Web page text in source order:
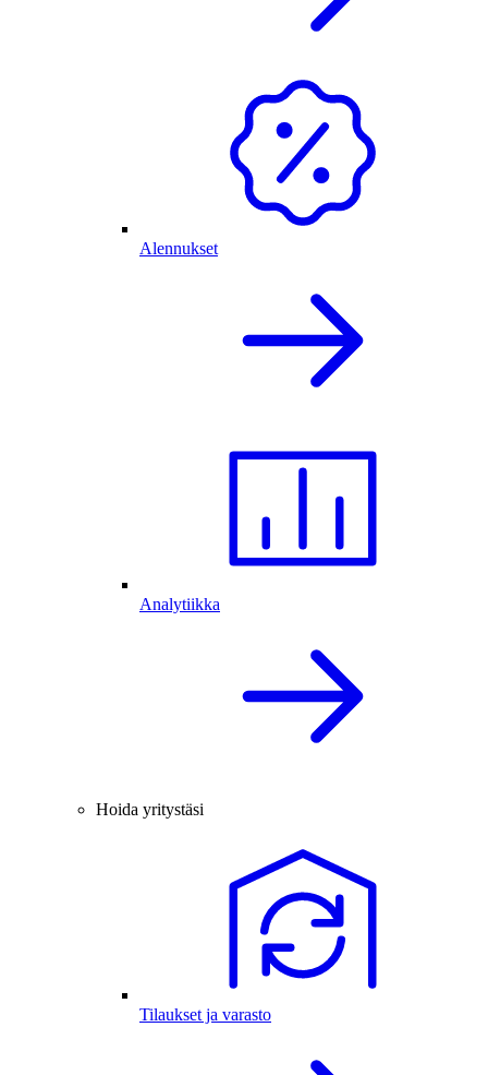
Alennukset
Analytiikka
Hoida yritystäsi
Tilaukset ja varasto